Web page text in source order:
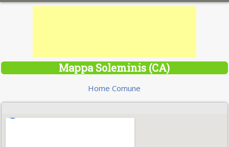
Mappa Soleminis (CA)
Home Comune